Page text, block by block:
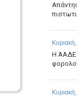
Η ΑΑΔΕ